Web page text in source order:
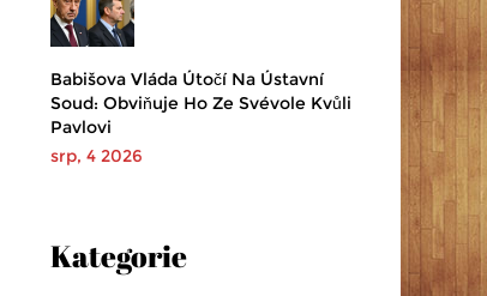
Babišova Vláda Útočí Na Ústavní
Soud: Obviňuje Ho Ze Svévole Kvůli
Pavlovi
srp, 4 2026
Kategorie